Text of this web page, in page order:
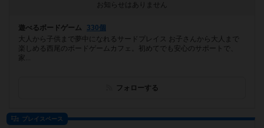
お知らせはありません
遊べるボードゲーム
330個
大人から子供まで夢中になれるサードプレイス お子さんから大人まで
楽しめる西尾のボードゲームカフェ。初めてでも安心のサポートで、
家...
フォローする
プレイスペース